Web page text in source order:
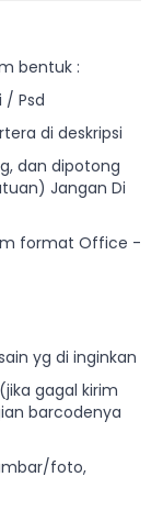
bentuk :
/ Psd
di deskripsi
dan dipotong
Jangan Di
format Office -
yg di inginkan
gagal kirim
barcodenya
foto,